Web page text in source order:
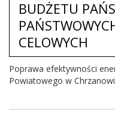
BUDŻETU
CELOWYCH
Poprawa efektywności
Powiatowego w